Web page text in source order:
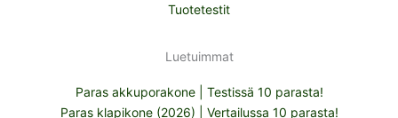
Tuotetestit
Luetuimmat
Paras akkuporakone | Testissä 10 parasta!
Paras klapikone (2026) | Vertailussa 10 parasta!